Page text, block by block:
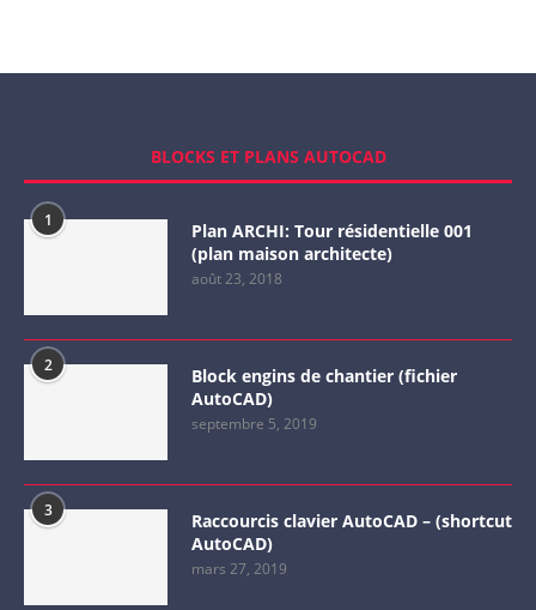
BLOCKS ET PLANS AUTOCAD
1
Plan ARCHI: Tour résidentielle 001
(plan maison architecte)
août 23, 2018
2
Block engins de chantier (fichier
AutoCAD)
septembre 5, 2019
3
Raccourcis clavier AutoCAD – (shortcut
AutoCAD)
mars 27, 2019